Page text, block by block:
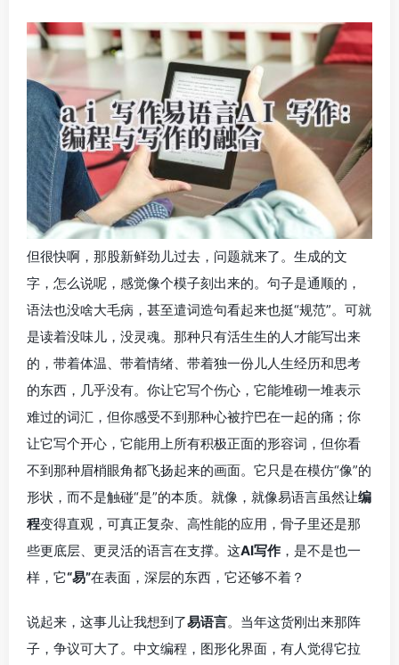
但很快啊，那股新鲜劲儿过去，问题就来了。生成的文
字，怎么说呢，感觉像个模子刻出来的。句子是通顺的，
语法也没啥大毛病，甚至遣词造句看起来也挺“规范”。可就
是读着没味儿，没灵魂。那种只有活生生的人才能写出来
的，带着体温、带着情绪、带着独一份儿人生经历和思考
的东西，几乎没有。你让它写个伤心，它能堆砌一堆表示
难过的词汇，但你感受不到那种心被拧巴在一起的痛；你
让它写个开心，它能用上所有积极正面的形容词，但你看
不到那种眉梢眼角都飞扬起来的画面。它只是在模仿“像”的
形状，而不是触碰“是”的本质。就像，就像易语言虽然让编
程变得直观，可真正复杂、高性能的应用，骨子里还是那
些更底层、更灵活的语言在支撑。这AI写作 ，是不是也一
样，它“易”在表面，深层的东西，它还够不着？
说起来，这事儿让我想到了易语言。当年这货刚出来那阵
子，争议可大了。中文编程，图形化界面，有人觉得它拉